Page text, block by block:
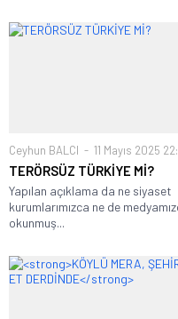
Ceyhun BALCI 11 Mayıs 2025
TERÖRSÜZ TÜRKİYE Mİ?
Yapılan açıklama da ne siyaset
kurumlarımızca ne de
okunmuş...